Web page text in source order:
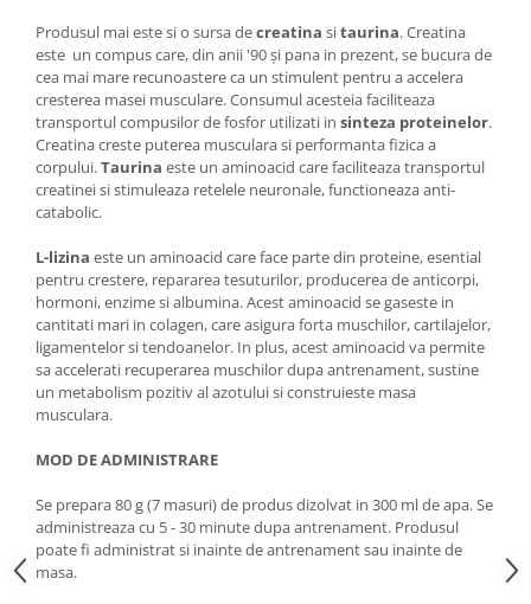
Uniforme si saboti medicali
Saboti medicali
Resigilate
Carti
Produsul mai este si o sursa decreatina sitaurina. Creatina
este un compus care, din anii '90 și pana in prezent, se bucura de
cea mai mare recunoastere ca un stimulent pentru a accelera
cresterea masei musculare. Consumul acesteia faciliteaza
transportul compusilor de fosfor utilizati in sinteza proteinelor.
Creatina creste puterea musculara si performanta fizica a
corpului.Taurina este un aminoacid care faciliteaza transportul
creatinei si stimuleaza retelele neuronale, functioneaza anti-
catabolic.
L-lizina este un aminoacid care face parte din proteine, esential
pentru crestere, repararea tesuturilor, producerea de anticorpi,
hormoni, enzime si albumina. Acest aminoacid se gaseste in
cantitati mari in colagen, care asigura forta muschilor, cartilajelor,
ligamentelor si tendoanelor. In plus, acest aminoacid va permite
sa accelerati recuperarea muschilor dupa antrenament, sustine
un metabolism pozitiv al azotului si construieste masa
musculara.
MOD DE ADMINISTRARE
Se prepara 80 g (7 masuri) de produs dizolvat in 300 ml de apa. Se
administreaza cu 5 - 30 minute dupa antrenament. Produsul
poate fi administrat si inainte de antrenament sau inainte de
masa.